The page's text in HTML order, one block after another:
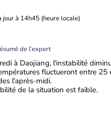
jour à 14h45 (heure locale)
de l’expert
à Daojiang, l'instabilité
fluctueront entre 25
l'après-midi.
de la situation est faible.